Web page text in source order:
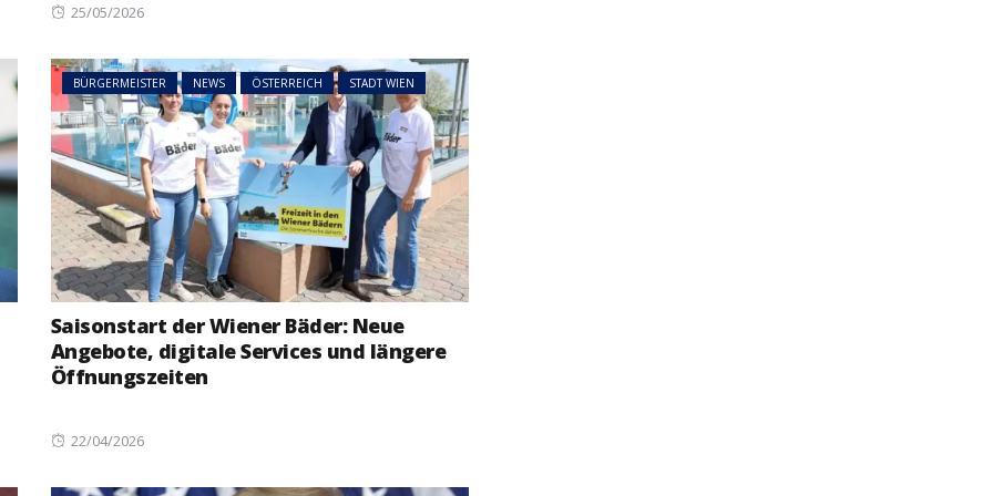
Posted
25/05/2026
BÜRGERMEISTER NEWS ÖSTERREICH STADT WIEN
Saisonstart der Wiener Bäder: Neue
Angebote, digitale Services und längere
Öffnungszeiten
Posted
22/04/2026